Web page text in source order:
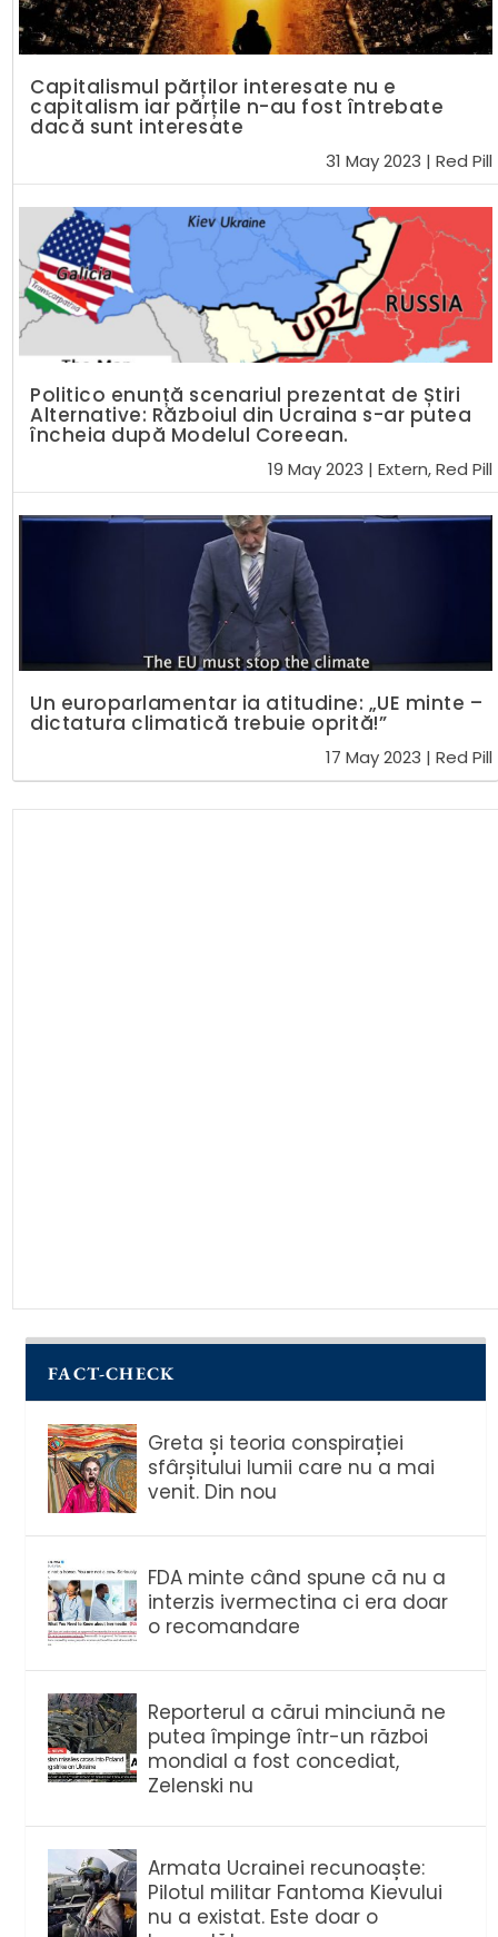
Capitalismul părților interesate nu e
capitalism iar părțile n-au fost întrebate
dacă sunt interesate
31 May 2023 | Red Pill
Politico enunță scenariul prezentat de Știri
Alternative: Războiul din Ucraina s-ar putea
încheia după Modelul Coreean.
19 May 2023 | Extern,Red Pill
Un europarlamentar ia atitudine: „UE minte –
dictatura climatică trebuie oprită!”
17 May 2023 | Red Pill
FACT-CHECK
Greta și teoria conspirației
sfârșitului lumii care nu a mai
venit. Din nou
FDA minte când spune că nu a
interzis ivermectina ci era doar
o recomandare
Reporterul a cărui minciună ne
putea împinge într-un război
mondial a fost concediat,
Zelenski nu
Armata Ucrainei recunoaște:
Pilotul militar Fantoma Kievului
nu a existat. Este doar o